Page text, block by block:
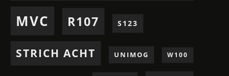
MVC R107 S123
STRICH ACHT UNIMOG W100